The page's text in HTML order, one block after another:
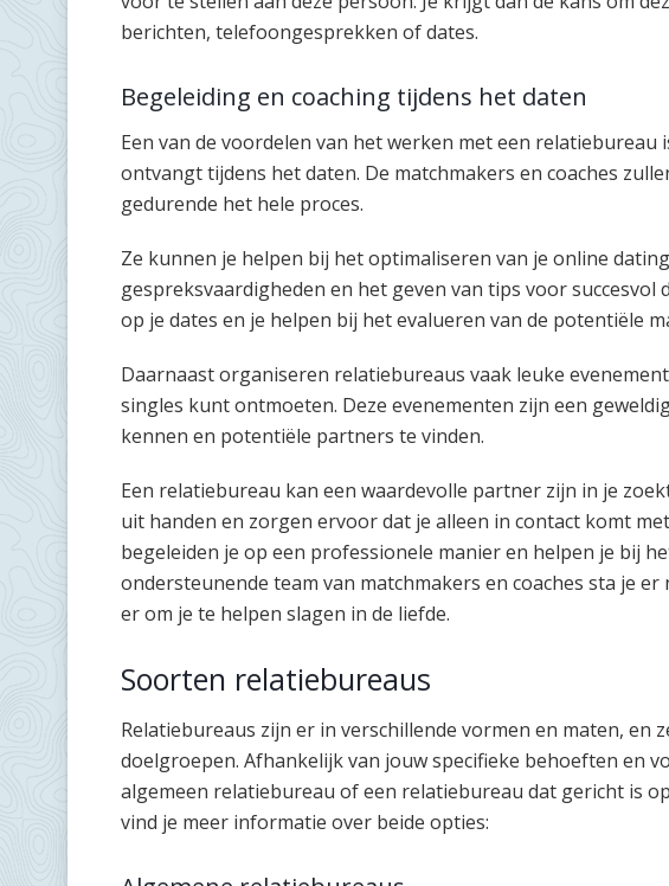
berichten, telefoongesprekken of dates.
Begeleiding en coaching tijdens het daten
Een van de voordelen van het werken met een relatiebureau
ontvangt tijdens het daten. De matchmakers en coaches
gedurende het hele proces.
Ze kunnen je helpen bij het optimaliseren van je online
gespreksvaardigheden en het geven van tips voor succesvol
op je dates en je helpen bij het evalueren van de potentiële
Daarnaast organiseren relatiebureaus vaak leuke
singles kunt ontmoeten. Deze evenementen zijn een
kennen en potentiële partners te vinden.
Een relatiebureau kan een waardevolle partner zijn in je
uit handen en zorgen ervoor dat je alleen in contact komt
begeleiden je op een professionele manier en helpen je bij
ondersteunende team van matchmakers en coaches sta je
er om je te helpen slagen in de liefde.
Soorten relatiebureaus
Relatiebureaus zijn er in verschillende vormen en maten, en
doelgroepen. Afhankelijk van jouw specifieke behoeften en
algemeen relatiebureau of een relatiebureau dat gericht is
vind je meer informatie over beide opties: